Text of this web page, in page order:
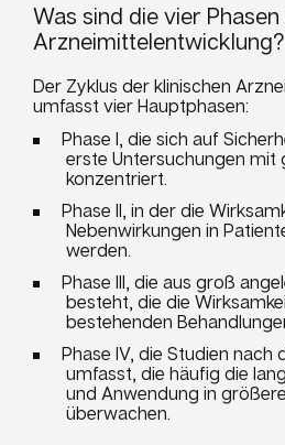
Was sind die vier
Arzneimittelentwicklung?
Der Zyklus der klinischen
umfasst vier Hauptphasen:
Phase I, die sich auf
erste Untersuchungen mit
konzentriert.
Phase II, in der die
Nebenwirkungen in
werden.
Phase III, die aus groß
besteht, die die
bestehenden
Phase IV, die Studien nach
umfasst, die häufig die
und Anwendung in
überwachen.